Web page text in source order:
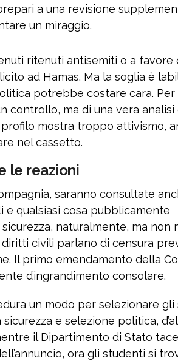
a una revisione
un miraggio.
ritenuti antisemiti o a favore
ad Hamas. Ma la soglia è
potrebbe costare cara. Per
controllo, ma di una vera analisi
mostra troppo attivismo,
nel cassetto.
le reazioni
saranno consultate
qualsiasi cosa pubblicamente
naturalmente, ma non
civili parlano di censura
Il primo emendamento della
d’ingrandimento consolare.
un modo per selezionare gli
e selezione politica,
il Dipartimento di Stato
ora gli studenti si